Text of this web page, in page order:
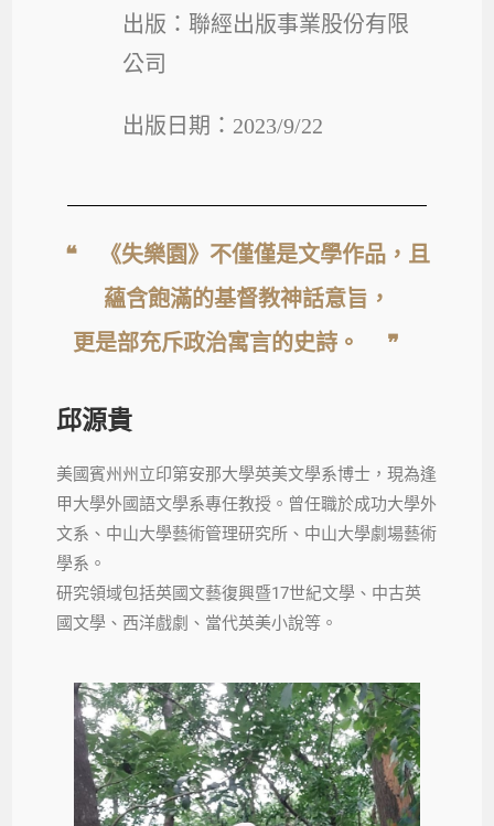
出版：聯經出版事業股份有限
公司
出版日期：2023/9/22
❝ 《失樂園》不僅僅是文學作品，且
蘊含飽滿的基督教神話意旨，
更是部充斥政治寓言的史詩。 ❞
邱源貴
美國賓州州立印第安那大學英美文學系博士，現為逢
甲大學外國語文學系專任教授。曾任職於成功大學外
文系、中山大學藝術管理研究所、中山大學劇場藝術
學系。
研究領域包括英國文藝復興暨17世紀文學、中古英
國文學、西洋戲劇、當代英美小說等。